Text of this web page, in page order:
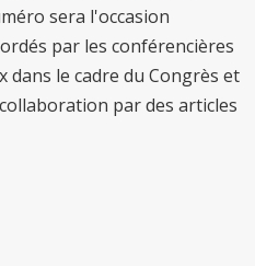
sera l'occasion
par les conférencières
le cadre du Congrès et
par des articles